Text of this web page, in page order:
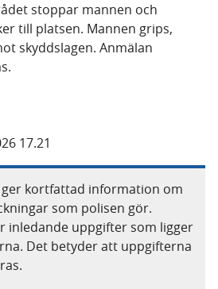
stoppar mannen och
till platsen. Mannen grips,
skyddslagen. Anmälan
17.21
kortfattad information om
som polisen gör.
inledande uppgifter som ligger
Det betyder att uppgifterna